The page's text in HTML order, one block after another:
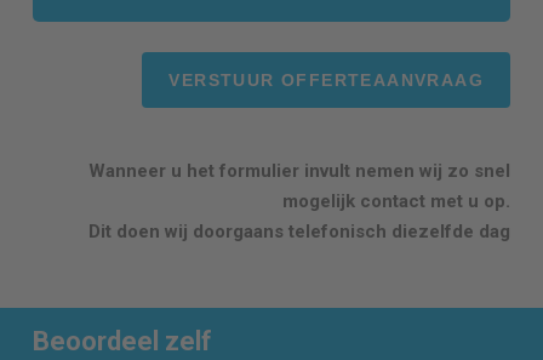
Wanneer u het formulier invult nemen wij zo snel
mogelijk contact met u op.
Dit doen wij doorgaans telefonisch diezelfde dag
Beoordeel zelf